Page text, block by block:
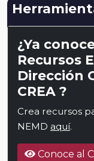
¿Ya
Recursos
Dirección
CREA ?
Crea recursos
NEMD aquí.
Conoce al